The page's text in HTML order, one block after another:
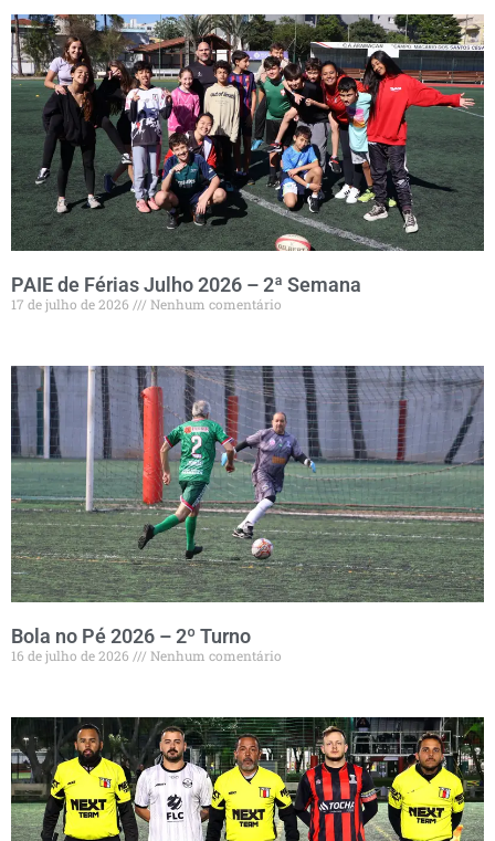
PAIE de Férias Julho 2026 – 2ª Semana
17 de julho de 2026 Nenhum comentário
Bola no Pé 2026 – 2º Turno
16 de julho de 2026 Nenhum comentário